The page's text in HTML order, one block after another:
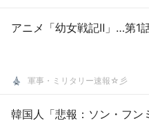
アニメ「幼女戦記Ⅱ」…第1
軍事・ミリタリー速報☆彡
韓国人「悲報：ソン・フン